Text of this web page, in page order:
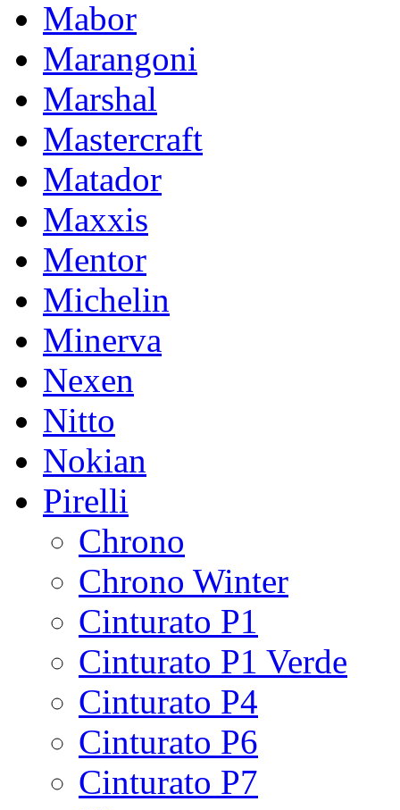
Mabor
Marangoni
Marshal
Mastercraft
Matador
Maxxis
Mentor
Michelin
Minerva
Nexen
Nitto
Nokian
Pirelli
Chrono
Chrono Winter
Cinturato P1
Cinturato P1 Verde
Cinturato P4
Cinturato P6
Cinturato P7